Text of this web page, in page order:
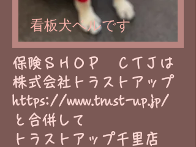
看板犬ベルです
​保険ＳＨＯＰ ＣＴＪは
株式会社トラストアップ
https://www.trust-up.jp/
と合併して
トラストアップ千里店